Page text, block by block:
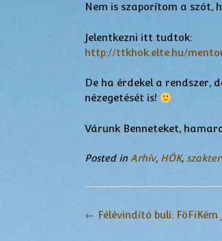
Nem is szaporítom a szót,
Jelentkezni itt tudtok:
http://ttkhok.elte.hu/
De ha érdekel a rendszer,
nézegetését is!
Várunk Benneteket,
Posted in Arhív, HÖK,
Post
← Félévindító buli: FöFiKém